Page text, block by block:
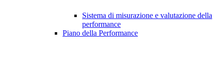
Sistema di misurazione e valutazione della
performance
Piano della Performance